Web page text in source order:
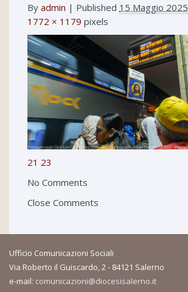
By admin | Published 15 Maggio 2025
1772 × 1179 pixels
21 23
No Comments
Close Comments
Ufficio Comunicazioni Sociali
Via Roberto il Guiscardo, 2 - 84121 Salerno
e-mail: comunicazioni@diocesisalerno.it